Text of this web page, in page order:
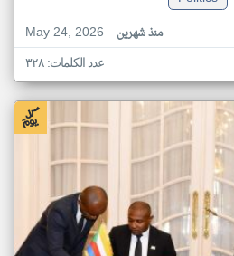
May 24, 2026
منذ شهرين
عدد الكلمات: ٣٢٨